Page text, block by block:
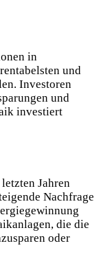
in
und
Investoren
und
investiert
Jahren
Nachfrage
die die
oder